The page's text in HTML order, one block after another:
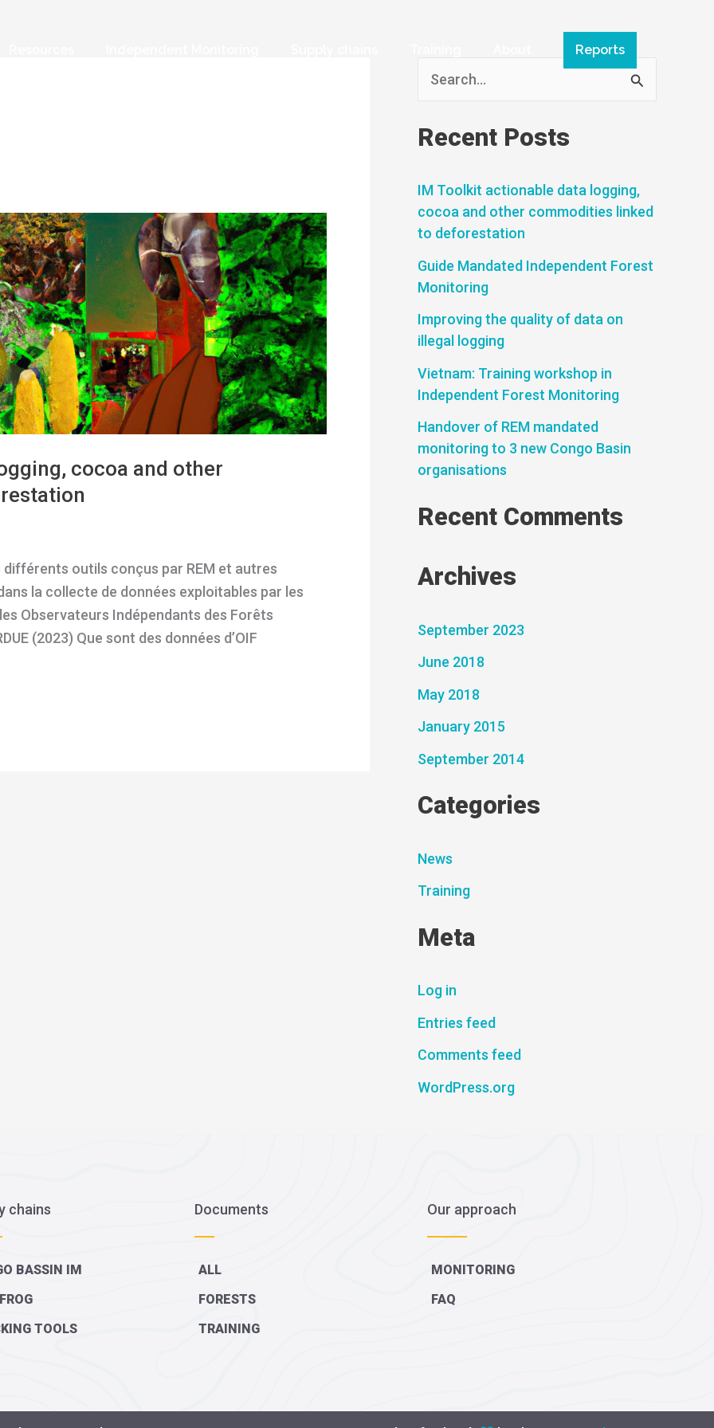
Reports
cocoa and other
outils conçus par REM et autres
la collecte de données exploitables par les
Observateurs Indépendants des Forêts
(2023) Que sont des données d’OIF
a
c
h
f
o
:
Recent Posts
IM Toolkit actionable data logging,
cocoa and other commodities linked
to deforestation
Guide Mandated Independent Forest
Monitoring
Improving the quality of data on
illegal logging
Vietnam: Training workshop in
Independent Forest Monitoring
Handover of REM mandated
monitoring to 3 new Congo Basin
organisations
Recent Comments
Archives
September 2023
June 2018
May 2018
January 2015
September 2014
Categories
News
Training
Meta
Log in
Entries feed
Comments feed
WordPress.org
chains
BASSIN IM
TOOLS
Documents
ALL
FORESTS
TRAINING
Our approach
MONITORING
FAQ